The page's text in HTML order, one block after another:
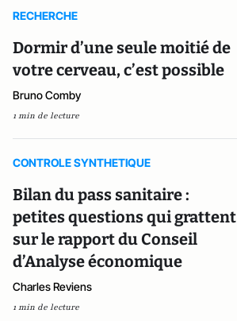
RECHERCHE
Dormir d’une seule moitié de
votre cerveau, c’est possible
Bruno Comby
1 min de lecture
CONTROLE SYNTHETIQUE
Bilan du pass sanitaire :
petites questions qui grattent
sur le rapport du Conseil
d’Analyse économique
Charles Reviens
1 min de lecture